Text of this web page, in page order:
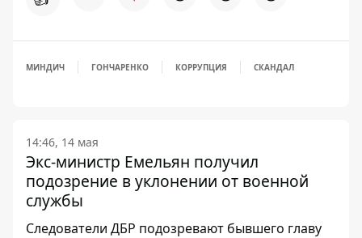
МИНДИЧ ГОНЧАРЕНКО КОРРУПЦИЯ СКАНДАЛ
14:46, 14 мая
Экс-министр Емельян получил
подозрение в уклонении от военной
службы
Следователи ДБР подозревают бывшего главу